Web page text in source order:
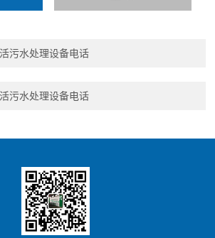
污水处理设备电话
污水处理设备电话